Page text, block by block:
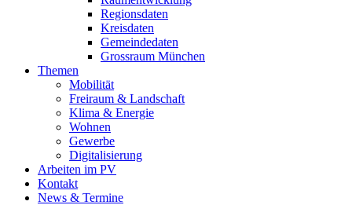
Regionsdaten
Kreisdaten
Gemeindedaten
Grossraum München
Themen
Mobilität
Freiraum & Landschaft
Klima & Energie
Wohnen
Gewerbe
Digitalisierung
Arbeiten im PV
Kontakt
News & Termine